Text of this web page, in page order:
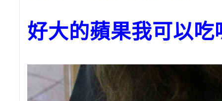
好大的蘋果我可以吃